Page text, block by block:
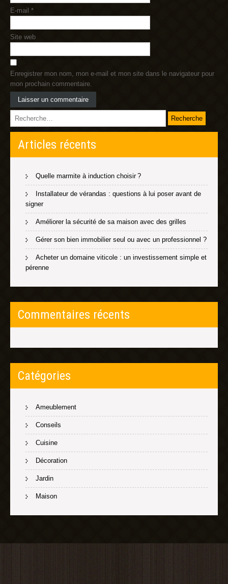
E-mail *
Site web
Enregistrer mon nom, mon e-mail et mon site dans le navigateur pour
mon prochain commentaire.
Articles récents
Quelle marmite à induction choisir ?
Installateur de vérandas : questions à lui poser avant de
signer
Améliorer la sécurité de sa maison avec des grilles
Gérer son bien immobilier seul ou avec un professionnel ?
Acheter un domaine viticole : un investissement simple et
pérenne
Commentaires récents
Catégories
Ameublement
Conseils
Cuisine
Décoration
Jardin
Maison